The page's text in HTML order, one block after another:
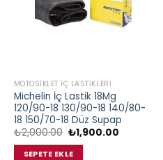
MOTOSIKLET İÇ LASTIKLERI
Michelin İç Lastik 18Mg
120/90-18 130/90-18 140/80-
18 150/70-18 Düz Supap
₺2,000.00 Orijinal
fiyat:
₺2,000.00.
₺1,900.00Şu
SEPETE EKLE